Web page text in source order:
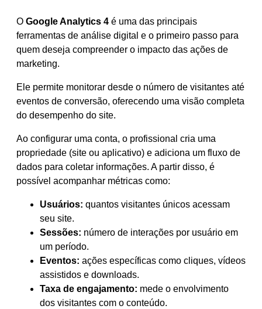
O Google Analytics 4 é uma das principais
ferramentas de análise digital e o primeiro passo para
quem deseja compreender o impacto das ações de
marketing.
Ele permite monitorar desde o número de visitantes até
eventos de conversão, oferecendo uma visão completa
do desempenho do site.
Ao configurar uma conta, o profissional cria uma
propriedade (site ou aplicativo) e adiciona um fluxo de
dados para coletar informações. A partir disso, é
possível acompanhar métricas como:
Usuários: quantos visitantes únicos acessam
seu site.
Sessões: número de interações por usuário em
um período.
Eventos: ações específicas como cliques, vídeos
assistidos e downloads.
Taxa de engajamento: mede o envolvimento
dos visitantes com o conteúdo.